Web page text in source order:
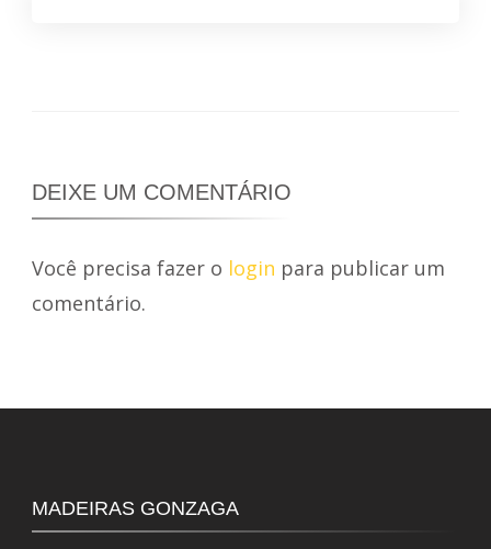
DEIXE UM COMENTÁRIO
Você precisa fazer o login para publicar um
comentário.
MADEIRAS GONZAGA